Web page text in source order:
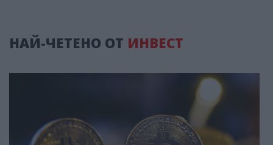
НАЙ-ЧЕТЕНО ОТ ИНВЕСТ